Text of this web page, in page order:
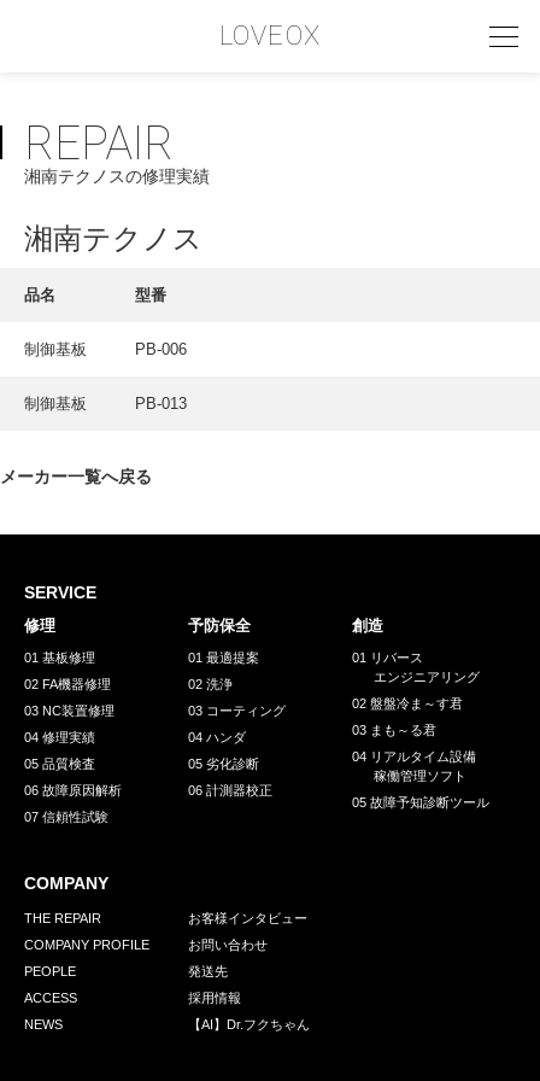
LOVEOX
PHILOSOPHY
フィロソフィー
COMPANY PROFILE
INTERVIEW
GREEN CHALLENGE
環境への取り組み
お問い合わせ 発送先
REPAIR
湘南テクノスの修理実績
湘南テクノス
品名 型番
制御基板 PB-006
制御基板 PB-013
メーカー一覧へ戻る
SERVICE
修理
01 基板修理
02 FA機器修理
03 NC装置修理
04 修理実績
05 品質検査
06 故障原因解析
07 信頼性試験
予防保全
01 最適提案
02 洗浄
03 コーティング
04 ハンダ
05 劣化診断
06 計測器校正
創造
01 リバース
エンジニアリング
02 盤盤冷ま～す君
03 まも～る君
04 リアルタイム設備
稼働管理ソフト
05 故障予知診断ツール
COMPANY
THE REPAIR
COMPANY PROFILE
PEOPLE
ACCESS
NEWS
お客様インタビュー
お問い合わせ
発送先
採用情報
【AI】Dr.フクちゃん